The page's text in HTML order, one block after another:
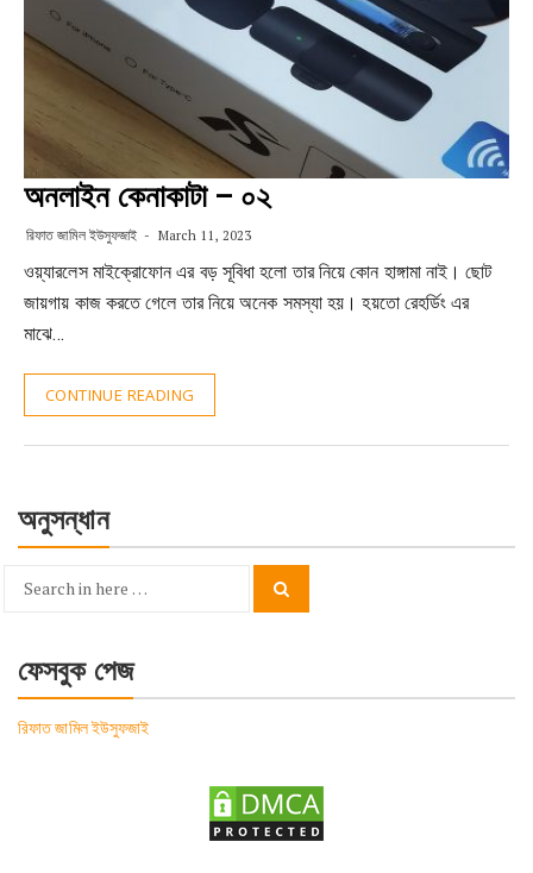
অনলাইন কেনাকাটা – ০২
রিফাত জামিল ইউসুফজাই March 11, 2023
ওয়্যারলেস মাইক্রোফোন এর বড় সূবিধা হলো তার নিয়ে কোন হাঙ্গামা নাই। ছোট
জায়গায় কাজ করতে গেলে তার নিয়ে অনেক সমস্যা হয়। হয়তো রেহর্ডিং এর
মাঝে…
CONTINUE READING
অনুসন্ধান
Search
ফেসবুক পেজ
রিফাত জামিল ইউসুফজাই